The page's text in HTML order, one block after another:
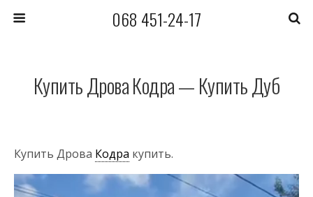
068 451-24-17
Купить Дрова Кодра — Купить Дуб
Купить Дрова Кодра купить.